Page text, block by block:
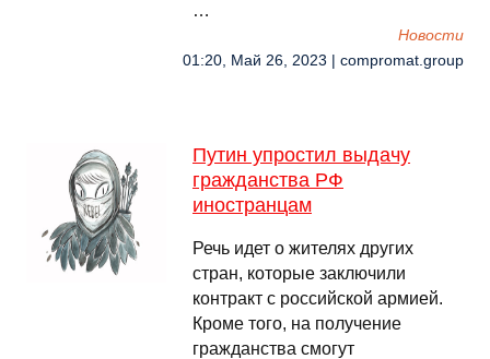
…
Новости
01:20, Май 26, 2023 | compromat.group
Путин упростил выдачу
гражданства РФ
иностранцам
Речь идет о жителях других
стран, которые заключили
контракт с российской армией.
Кроме того, на получение
гражданства смогут